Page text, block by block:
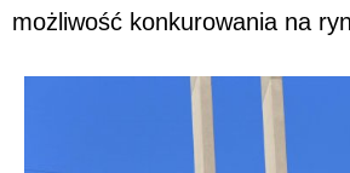
możliwość konkurowania na